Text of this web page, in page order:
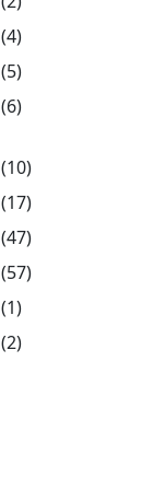
(4)
(5)
(6)
(10)
(17)
(47)
(57)
(1)
(2)